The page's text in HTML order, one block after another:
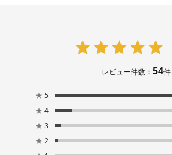
レビュー件数： 54件
★ 5
★ 4
★ 3
★ 2